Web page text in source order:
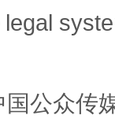
如何以
公众传